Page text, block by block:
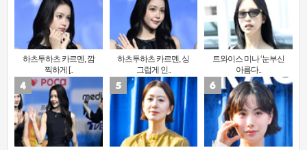
하츠투하츠 카르멘, 깜
찍하게 [..
하츠투하츠 카르멘, 싱
그럽게 인..
트와이스 미나 ‘눈부신
아름다..